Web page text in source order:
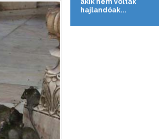
hajlandóak...